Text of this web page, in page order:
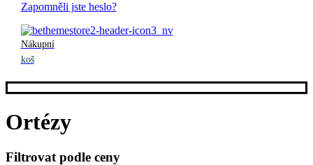
Zapomněli jste heslo?
Nákupní
koš
Ortézy
Filtrovat podle ceny